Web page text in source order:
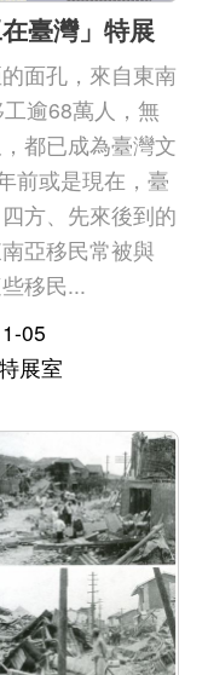
臺灣」特展
面孔，來自東南
逾68萬人，無
都已成為臺灣文
前或是現在，臺
方、先來後到的
亞移民常被與
移民...
05
展室